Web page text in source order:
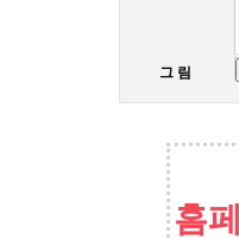
그 림
홈